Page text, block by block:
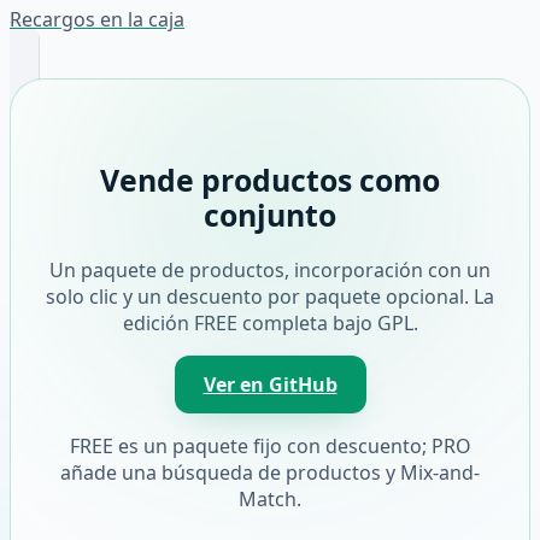
Recargos en la caja
Vende productos como
conjunto
Un paquete de productos, incorporación con un
solo clic y un descuento por paquete opcional. La
edición FREE completa bajo GPL.
Ver en GitHub
FREE es un paquete fijo con descuento; PRO
añade una búsqueda de productos y Mix-and-
Match.